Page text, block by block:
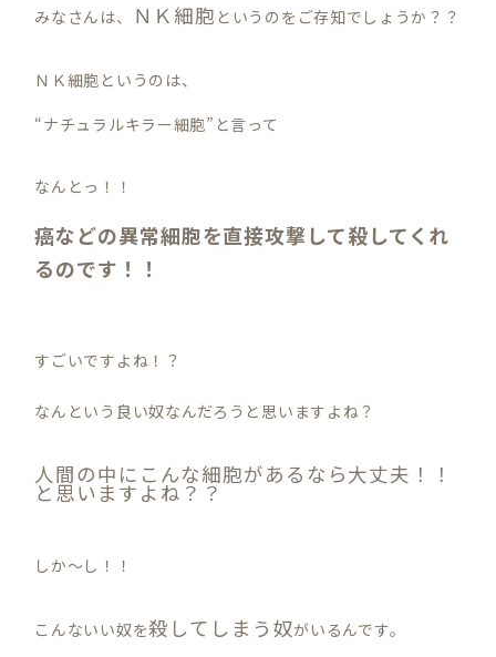
みなさんは、 ＮＫ細胞 というのをご存知でしょうか？？
ＮＫ細胞というのは、
“ナチュラルキラー細胞”と言って
なんとっ！！
癌などの異常細胞を直接攻撃して殺してくれ
るのです！！
すごいですよね！？
なんという良い奴なんだろうと思いますよね？
人間の中にこんな細胞があるなら大丈夫！！
と思いますよね？？
しか～し！！
こんないい奴を殺してしまう奴がいるんです。